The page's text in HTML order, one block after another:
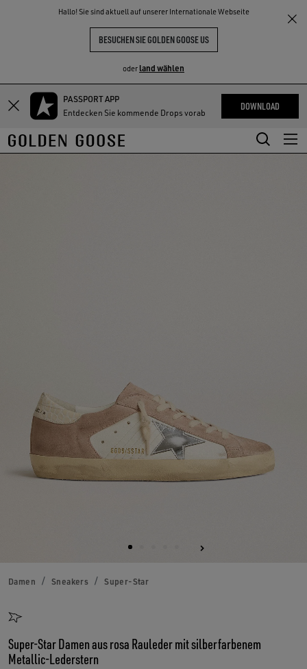
Hallo! Sie sind aktuell auf unserer Internationale Webseite
BESUCHEN SIE GOLDEN GOOSE US
oder land wählen
Zum
Hauptinhalt
springen
Zum
Footer-
Inhalt
springen
PASSPORT APP
Entdecken Sie kommende Drops vorab
DOWNLOAD
ERLEBNISSE THE
COMMUNITY
Damen Sneakers Super-Star
Super-Star Damen aus rosa Rauleder mit silberfarbenem
Metallic-Lederstern